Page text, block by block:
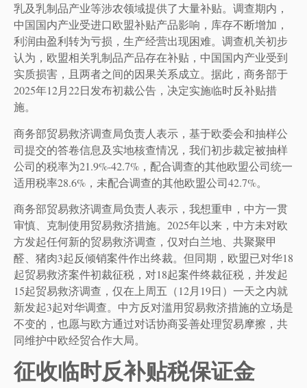
乳及乳制品产业等涉农领域提供了大量补贴。调查期内，
中国国内产业受进口欧盟补贴产品影响，库存不断增加，
利润由盈利转为亏损，生产经营出现困难。调查机关初步
认为，欧盟相关乳制品产品存在补贴，中国国内产业受到
实质损害，且两者之间的因果关系成立。据此，商务部于
2025年12月22日发布初裁公告，决定实施临时反补贴措
施。
商务部贸易救济调查局负责人表示，基于欧委会和抽样公
司提交的答卷信息及实地核查情况，我们初步裁定被抽样
公司的税率为21.9%-42.7%，配合调查的其他欧盟公司统一
适用税率28.6%，未配合调查的其他欧盟公司42.7%。
商务部贸易救济调查局负责人表示，我想重申，中方一贯
审慎、克制使用贸易救济措施。2025年以来，中方未对欧
方发起任何新的贸易救济调查，仅对白兰地、共聚聚甲
醛、猪肉3起反倾销案件作出终裁。但同期，欧盟已对华18
起贸易救济案件初裁征税，对18起案件终裁征税，并发起
15起贸易救济调查，仅在上周五（12月19日）一天之内就
新发起3起对华调查。中方反对滥用贸易救济措施的立场是
不变的，也愿与欧方通过对话协商妥善处理贸易摩擦，共
同维护中欧经贸合作大局。
征收临时反补贴税保证金